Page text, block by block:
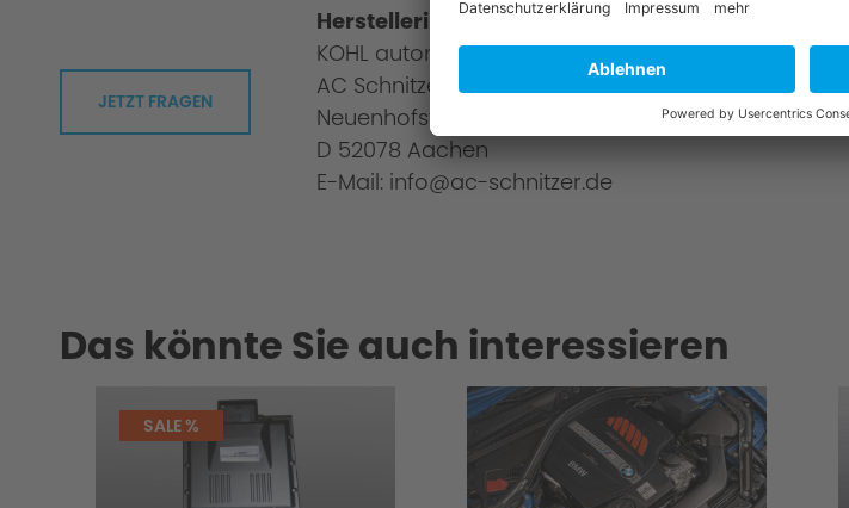
JETZT FRAGEN
Herstellerinformationen
KOHL automobile GmbH
AC Schnitzer
Neuenhofstraße 160
D 52078 Aachen
E-Mail: info@ac-schnitzer.de
Das könnte Sie auch interessieren
SALE %